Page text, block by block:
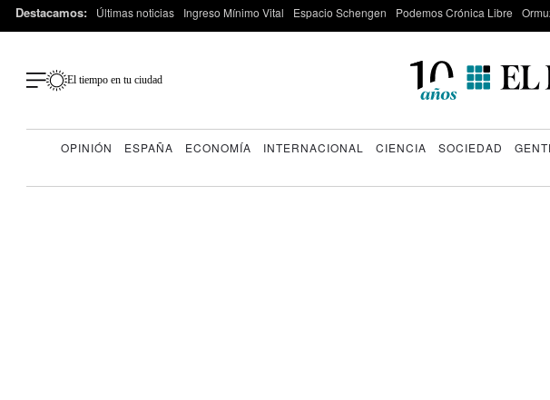
Destacamos: Últimas noticias Ingreso Mínimo Vital Espacio Schengen Podemos Crónica Libre
El tiempo en tu ciudad
OPINIÓN ESPAÑA ECONOMÍA INTERNACIONAL CIENCIA SOCIEDAD